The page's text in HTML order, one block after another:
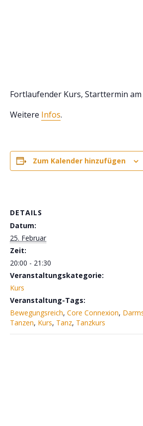
Fortlaufender Kurs, Starttermin am
Weitere Infos.
Zum Kalender hinzufügen
DETAILS
Datum:
25. Februar
Zeit:
20:00 - 21:30
Veranstaltungskategorie:
Kurs
Veranstaltung-Tags:
Bewegungsreich, Core Connexion,
Tanzen, Kurs, Tanz, Tanzkurs